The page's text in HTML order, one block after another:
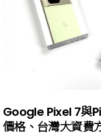
Google Pixel 7與
價格、台灣大資費